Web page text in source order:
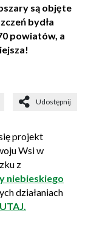
są objęte
bydła
powiatów, a
Udostępnij
projekt
Wsi w
z
niebieskiego
działaniach